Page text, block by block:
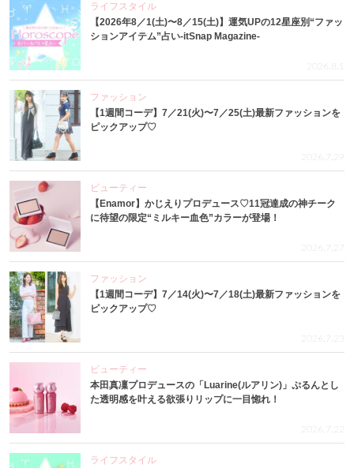
ライフスタイル
【2026年8／1(土)〜8／15(土)】運気UPの12星座別“ファッ
ションアイテム”占い-itSnap Magazine-
2026.8.1
ファッション
【1週間コーデ】7／21(火)〜7／25(土)最新ファッションを
ピックアップ♡
2026.7.29
ビューティー
【Enamor】かじえりプロデュース♡11冠達成の神チーク
に待望の限定“ミルキー血色”カラーが登場！
2026.7.27
ファッション
【1週間コーデ】7／14(火)〜7／18(土)最新ファッションを
ピックアップ♡
2026.7.23
ビューティー
本田真凜プロデュースの「Luarine(ルアリン)」ぷるんとし
た透明感を叶える欲張りリップに一目惚れ！
2026.7.22
ライフスタイル